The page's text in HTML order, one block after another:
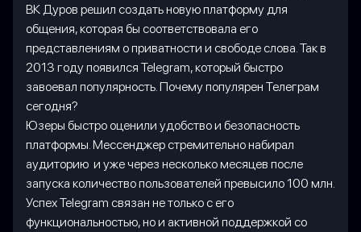
ВК Дуров решил создать новую платформу для
общения, которая бы соответствовала его
представлениям о приватности и свободе слова. Так в
2013 году появился Telegram, который быстро
завоевал популярность. Почему популярен Телеграм
сегодня?
Юзеры быстро оценили удобство и безопасность
платформы. Мессенджер стремительно набирал
аудиторию и уже через несколько месяцев после
запуска количество пользователей превысило 100 млн.
Успех Telegram связан не только с его
функциональностью, но и активной поддержкой со